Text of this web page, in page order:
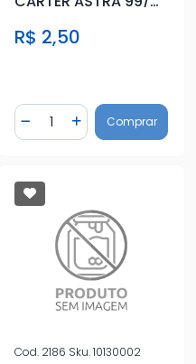
BORRACHA)
R$ 2,50
Diminuir Quantidade
Quantidade
AdicionarComprar
Cod. 2186 Sku.10130002